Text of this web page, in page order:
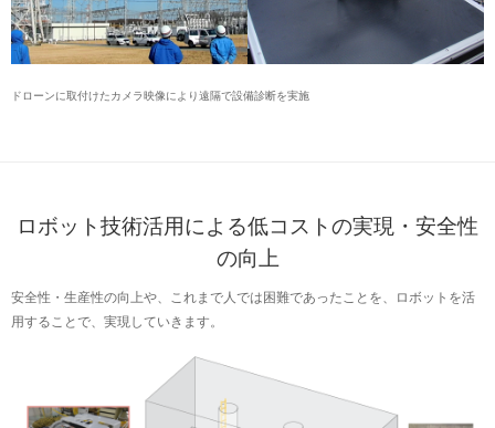
ドローンに取付けたカメラ映像により遠隔で設備診断を実施
ロボット技術活用による低コストの実現・安全性
の向上
安全性・生産性の向上や、これまで人では困難であったことを、ロボットを活
用することで、実現していきます。